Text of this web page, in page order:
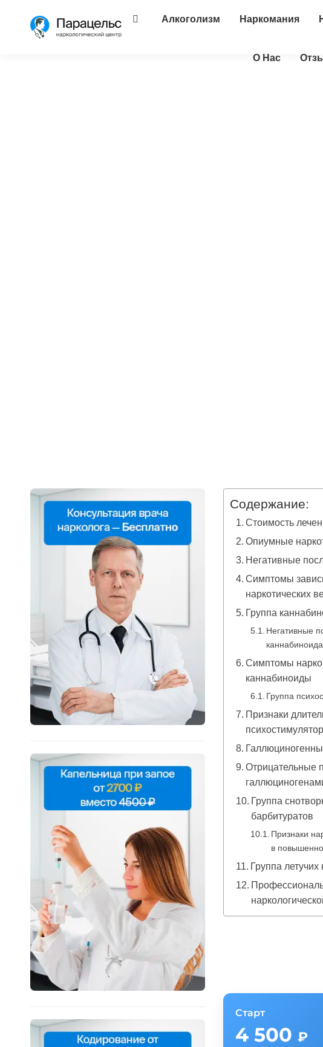
Алкоголизм Наркомания
О Нас
Содержание:
Стоимость
Опиумные
Негативные
Симптомы
наркотических
Группа
Негативные
Симптомы
каннабиноиды
Группа
Признаки
Отрицательные
Группа
барбитуратов
Признаки
в
Группа
Старт
4 500 ₽